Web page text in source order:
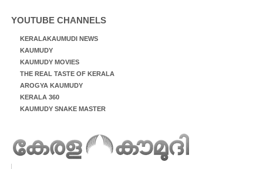
YOUTUBE CHANNELS
KERALAKAUMUDI NEWS
KAUMUDY
KAUMUDY MOVIES
THE REAL TASTE OF KERALA
AROGYA KAUMUDY
KERALA 360
KAUMUDY SNAKE MASTER